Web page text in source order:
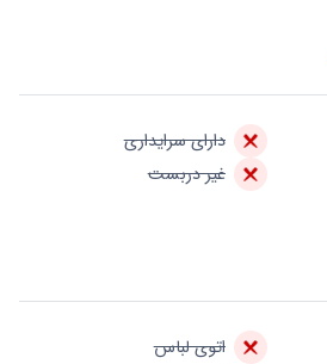
دارای سرایداری
غیر دربست
اتوی لباس